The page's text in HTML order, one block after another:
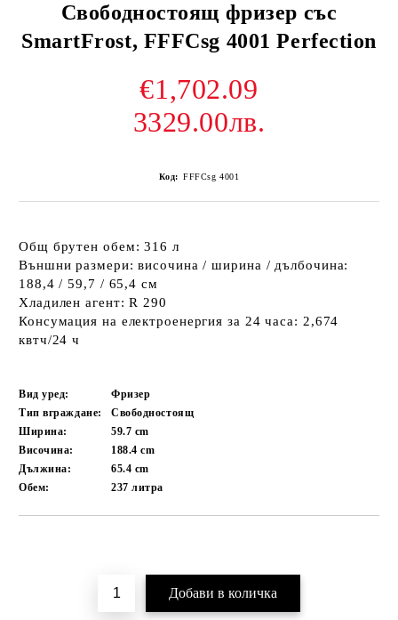
Свободностоящ фризер със
SmartFrost, FFFCsg 4001 Perfection
€1,702.09
3329.00лв.
Код: FFFCsg 4001
Общ брутен обем: 316 л
Външни размери: височина / ширина / дълбочина:
188,4 / 59,7 / 65,4 см
Хладилен агент: R 290
Консумация на електроенергия за 24 часа: 2,674
квтч/24 ч
Вид уред:
Фризер
Тип вграждане:
Свободностоящ
Ширина:
59.7 cm
Височина:
188.4cm
Дължина:
65.4 cm
Обем:
237литра